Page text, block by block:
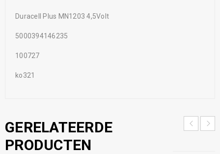
Duracell Plus MN1203 4,5Volt
5000394146235
100727
ko321
GERELATEERDE
PRODUCTEN